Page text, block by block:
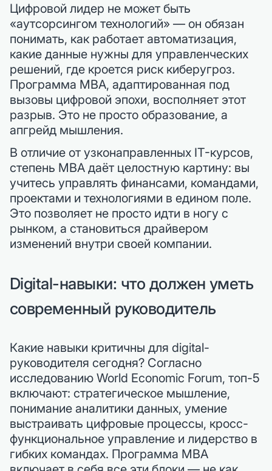
Цифровой лидер не может быть
«аутсорсингом технологий» — он обязан
понимать, как работает автоматизация,
какие данные нужны для управленческих
решений, где кроется риск киберугроз.
Программа MBA, адаптированная под
вызовы цифровой эпохи, восполняет этот
разрыв. Это не просто образование, а
апгрейд мышления.
В отличие от узконаправленных IT-курсов,
степень MBA даёт целостную картину: вы
учитесь управлять финансами, командами,
проектами и технологиями в едином поле.
Это позволяет не просто идти в ногу с
рынком, а становиться драйвером
изменений внутри своей компании.
Digital-навыки: что должен уметь
современный руководитель
Какие навыки критичны для digital-
руководителя сегодня? Согласно
исследованию World Economic Forum, топ-5
включают: стратегическое мышление,
понимание аналитики данных, умение
выстраивать цифровые процессы, кросс-
функциональное управление и лидерство в
гибких командах. Программа MBA